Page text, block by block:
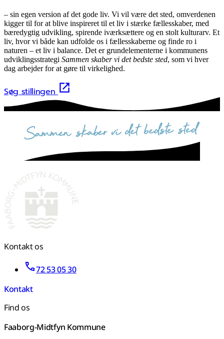
– sin egen version af det gode liv. Vi vil være det sted, omverdenen
kigger til for at blive inspireret til et liv i stærke fællesskaber, med
bæredygtig udvikling, spirende iværksættere og en stolt kulturarv. Et
liv, hvor vi både kan udfolde os i fællesskaberne og finde ro i
naturen – et liv i balance. Det er grundelementerne i kommunens
udviklingsstrategi Sammen skaber vi det bedste sted, som vi hver
dag arbejder for at gøre til virkelighed.
Søg stillingen
sammen skaber vi det bedste sted
Kontakt os
72 53 05 30
Kontakt
Find os
Faaborg-Midtfyn Kommune